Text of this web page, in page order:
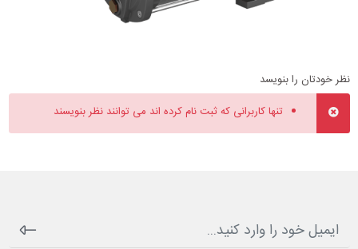
نظر خودتان را بنویسد
تنها کاربرانی که ثبت نام کرده اند می توانند نظر بنویسند